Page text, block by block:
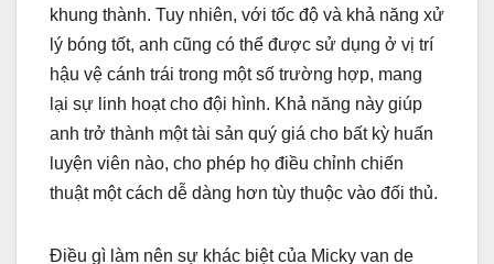
khung thành. Tuy nhiên, với tốc độ và khả năng xử
lý bóng tốt, anh cũng có thể được sử dụng ở vị trí
hậu vệ cánh trái trong một số trường hợp, mang
lại sự linh hoạt cho đội hình. Khả năng này giúp
anh trở thành một tài sản quý giá cho bất kỳ huấn
luyện viên nào, cho phép họ điều chỉnh chiến
thuật một cách dễ dàng hơn tùy thuộc vào đối thủ.
Điều gì làm nên sự khác biệt của Micky van de